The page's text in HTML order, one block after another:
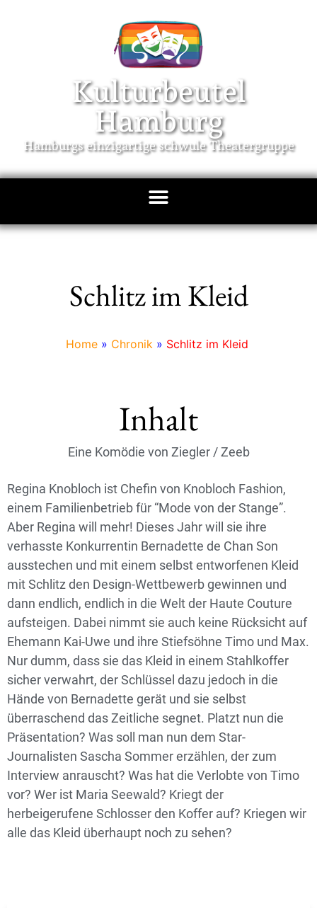
Kulturbeutel
Hamburg
Hamburgs einzigartige schwule Theatergruppe
Schlitz im Kleid
Home » Chronik » Schlitz im Kleid
Inhalt
Eine Komödie von Ziegler / Zeeb
Regina Knobloch ist Chefin von Knobloch Fashion,
einem Familienbetrieb für “Mode von der Stange”.
Aber Regina will mehr! Dieses Jahr will sie ihre
verhasste Konkurrentin Bernadette de Chan Son
ausstechen und mit einem selbst entworfenen Kleid
mit Schlitz den Design-Wettbewerb gewinnen und
dann endlich, endlich in die Welt der Haute Couture
aufsteigen. Dabei nimmt sie auch keine Rücksicht auf
Ehemann Kai-Uwe und ihre Stiefsöhne Timo und Max.
Nur dumm, dass sie das Kleid in einem Stahlkoffer
sicher verwahrt, der Schlüssel dazu jedoch in die
Hände von Bernadette gerät und sie selbst
überraschend das Zeitliche segnet. Platzt nun die
Präsentation? Was soll man nun dem Star-
Journalisten Sascha Sommer erzählen, der zum
Interview anrauscht? Was hat die Verlobte von Timo
vor? Wer ist Maria Seewald? Kriegt der
herbeigerufene Schlosser den Koffer auf? Kriegen wir
alle das Kleid überhaupt noch zu sehen?